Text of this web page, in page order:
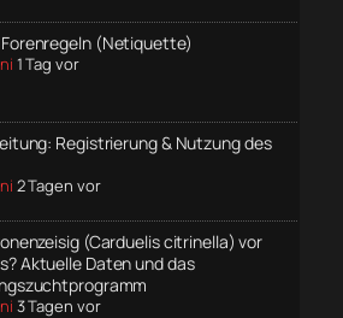
(Netiquette)
1 Tag vor
Registrierung & Nutzung des
2 Tagen vor
(Carduelis citrinella) vor
Aktuelle Daten und das
3 Tagen vor